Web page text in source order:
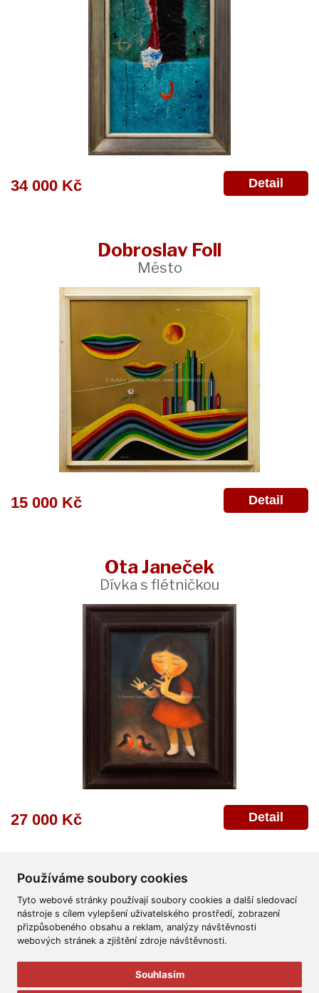
Používáme soubory cookies
Tyto webové stránky používají soubory cookies a další sledovací
nástroje s cílem vylepšení uživatelského prostředí, zobrazení
přizpůsobeného obsahu a reklam, analýzy návštěvnosti
webových stránek a zjištění zdroje návštěvnosti.
Souhlasím
34 000 Kč Detail
Dobroslav Foll
Město
15 000 Kč Detail
Ota Janeček
Dívka s flétničkou
27 000 Kč Detail
Všeobecné obchodní podmínky Reklamační řád
Ochrana osobních údajů